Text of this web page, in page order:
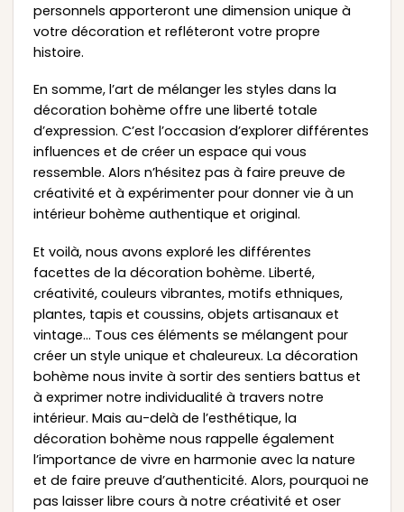
personnels apporteront une dimension unique à
votre décoration et refléteront votre propre
histoire.
En somme, l’art de mélanger les styles dans la
décoration bohème offre une liberté totale
d’expression. C’est l’occasion d’explorer différentes
influences et de créer un espace qui vous
ressemble. Alors n’hésitez pas à faire preuve de
créativité et à expérimenter pour donner vie à un
intérieur bohème authentique et original.
Et voilà, nous avons exploré les différentes
facettes de la décoration bohème. Liberté,
créativité, couleurs vibrantes, motifs ethniques,
plantes, tapis et coussins, objets artisanaux et
vintage… Tous ces éléments se mélangent pour
créer un style unique et chaleureux. La décoration
bohème nous invite à sortir des sentiers battus et
à exprimer notre individualité à travers notre
intérieur. Mais au-delà de l’esthétique, la
décoration bohème nous rappelle également
l’importance de vivre en harmonie avec la nature
et de faire preuve d’authenticité. Alors, pourquoi ne
pas laisser libre cours à notre créativité et oser